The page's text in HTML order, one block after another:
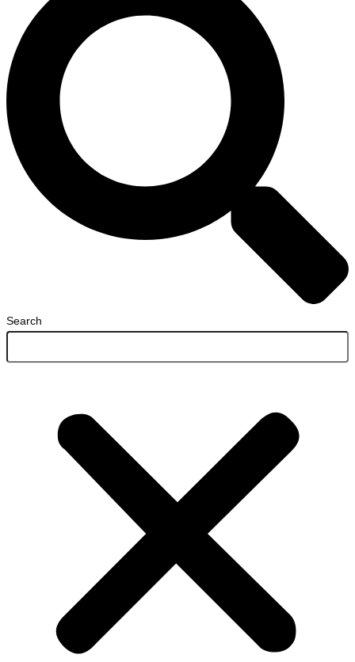
Search